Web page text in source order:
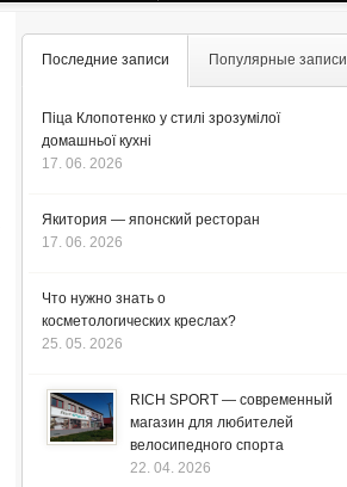
Последние записи Популярные записи
Піца Клопотенко у стилі зрозумілої
домашньої кухні
17. 06. 2026
Якитория — японский ресторан
17. 06. 2026
Что нужно знать о
косметологических креслах?
25. 05. 2026
RICH SPORT — современный
магазин для любителей
велосипедного спорта
22. 04. 2026